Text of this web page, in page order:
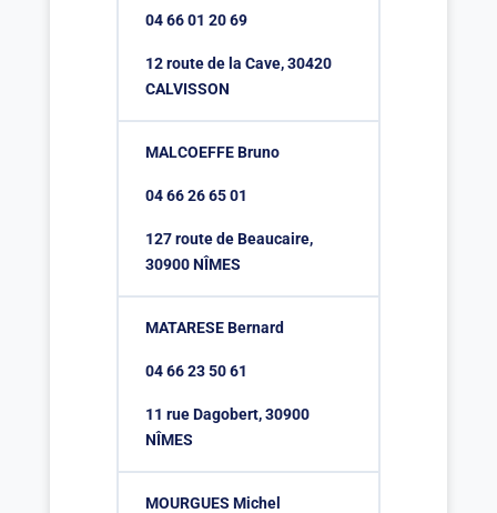
04 66 01 20 69
12 route de la Cave, 30420
CALVISSON
MALCOEFFE Bruno
04 66 26 65 01
127 route de Beaucaire,
30900 NÎMES
MATARESE Bernard
04 66 23 50 61
11 rue Dagobert, 30900
NÎMES
MOURGUES Michel